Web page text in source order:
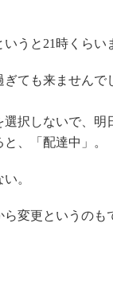
うと21時くらい
ても来ませんで
選択しないで、
、「配達中」。
。
変更というのも